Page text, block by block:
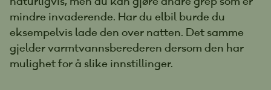
mindre invaderende. Har du elbil burde du
eksempelvis lade den over natten. Det samme
gjelder varmtvannsberederen dersom den har
mulighet for å slike innstillinger.